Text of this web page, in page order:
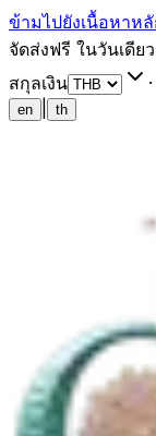
ข้ามไปยังเนื้อหาห
จัดส่งฟรี ในวันเดีย
สกุลเงิน
·
en th